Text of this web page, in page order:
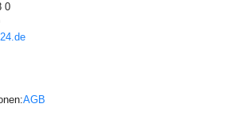
0
AGB